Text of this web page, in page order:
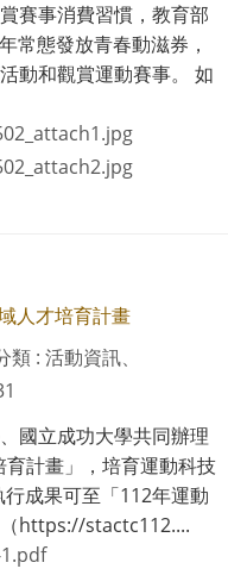
賽事消費習慣，教育部
常態發放青春動滋券，
動和觀賞運動賽事。 如
人才培育計畫
類 : 活動資訊、
國立成功大學共同辦理
育計畫」，培育運動科技
成果可至「112年運動
https://stactc112....